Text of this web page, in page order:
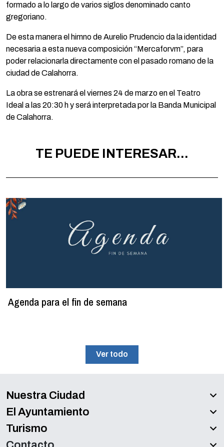
formado a lo largo de varios siglos denominado canto
gregoriano.
De esta manera el himno de Aurelio Prudencio da la identidad
necesaria a esta nueva composición “Mercaforvm”, para
poder relacionarla directamente con el pasado romano de la
ciudad de Calahorra.
La obra se estrenará el viernes 24 de marzo en el Teatro
Ideal a las 20:30 h y será interpretada por la Banda Municipal
de Calahorra.
TE PUEDE INTERESAR...
Agenda para el fin de semana
Ver todo
Nuestra Ciudad
El Ayuntamiento
Turismo